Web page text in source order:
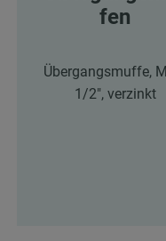
fen
Übergangsmuffe,
1/2", verzinkt